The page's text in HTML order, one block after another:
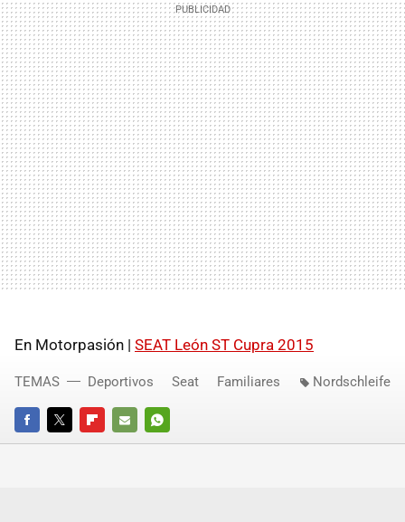
En Motorpasión | SEAT León ST Cupra 2015
FACEBOOKTWITTERFLIPBOARD
E-
WHATSAPP
TEMAS Deportivos Seat Familiares Nordschleife